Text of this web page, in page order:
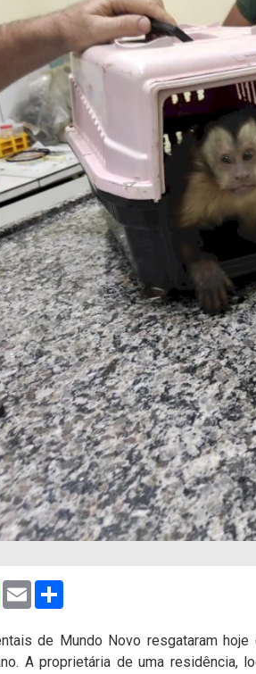
WhatsApp
Email
de Mundo Novo resgataram
A proprietária de uma residência,